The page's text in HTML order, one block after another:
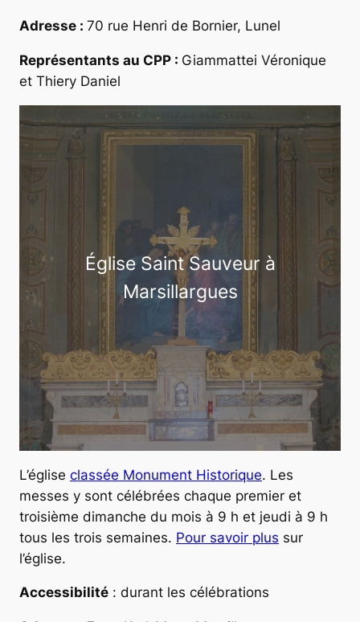
Adresse : 70 rue Henri de Bornier, Lunel
Représentants au CPP : Giammattei Véronique
et Thiery Daniel
Église Saint Sauveur à
Marsillargues
L’église classée Monument Historique. Les
messes y sont célébrées chaque premier et
troisième dimanche du mois à 9 h et jeudi à 9 h
tous les trois semaines. Pour savoir plus sur
l’église.
Accessibilité : durant les célébrations